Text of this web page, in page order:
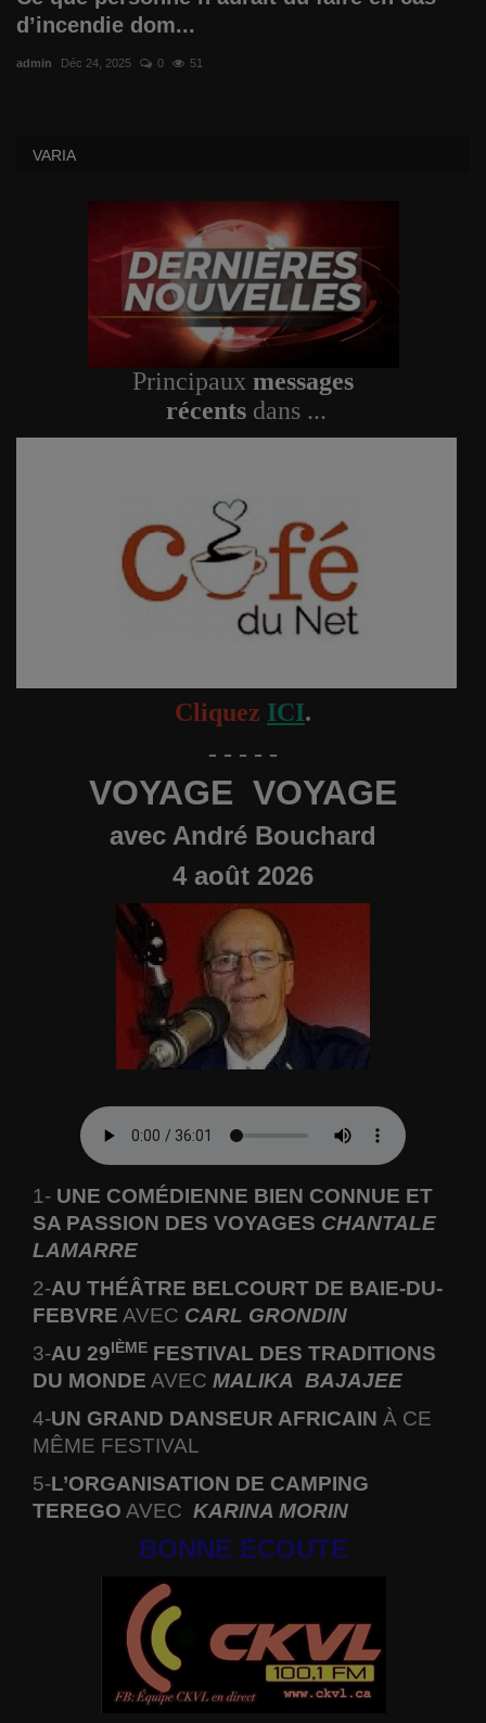
Comment garder votre forme ?
Le RIAQ
d’incendie dom...
admin Déc 24, 2025 0 51
VARIA
Principaux messages
récents dans ...
Cliquez ICI.
- - - - -
VOYAGE VOYAGE
avec André Bouchard
4 août 2026
1- UNE COMÉDIENNE BIEN CONNUE ET
SA PASSION DES VOYAGES CHANTALE
LAMARRE
2-AU THÉÂTRE BELCOURT DE BAIE-DU-
FEBVRE AVEC CARL GRONDIN
3-AU 29IÈME FESTIVAL DES TRADITIONS
DU MONDE AVEC MALIKA BAJAJEE
4-UN GRAND DANSEUR AFRICAIN À CE
MÊME FESTIVAL
5-L’ORGANISATION DE CAMPING
TEREGO AVEC KARINA MORIN
BONNE ÉCOUTE